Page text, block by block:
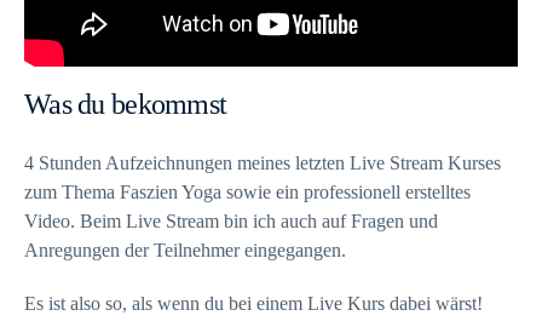
Was du bekommst
4 Stunden Aufzeichnungen meines letzten Live Stream Kurses
zum Thema Faszien Yoga sowie ein professionell erstelltes
Video. Beim Live Stream bin ich auch auf Fragen und
Anregungen der Teilnehmer eingegangen.
Es ist also so, als wenn du bei einem Live Kurs dabei wärst!